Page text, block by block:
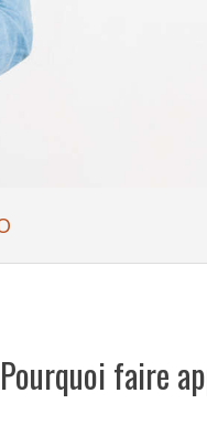
Pourquoi faire